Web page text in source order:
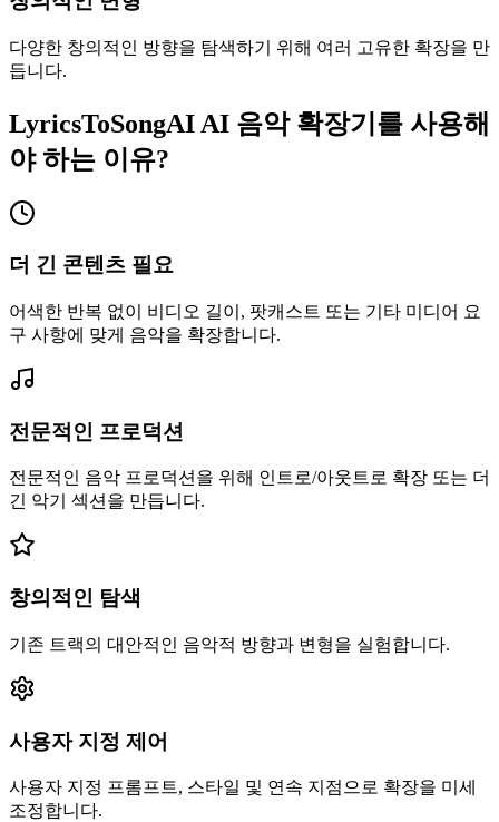
다양한 창의적인 방향을 탐색하기 위해 여러 고유한 확장을 만
듭니다.
LyricsToSongAI AI 음악 확장기를 사용해
야 하는 이유?
더 긴 콘텐츠 필요
어색한 반복 없이 비디오 길이, 팟캐스트 또는 기타 미디어 요
구 사항에 맞게 음악을 확장합니다.
전문적인 프로덕션
전문적인 음악 프로덕션을 위해 인트로/아웃트로 확장 또는 더
긴 악기 섹션을 만듭니다.
창의적인 탐색
기존 트랙의 대안적인 음악적 방향과 변형을 실험합니다.
사용자 지정 제어
사용자 지정 프롬프트, 스타일 및 연속 지점으로 확장을 미세
조정합니다.